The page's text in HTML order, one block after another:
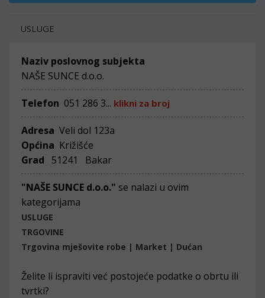
USLUGE
Naziv poslovnog subjekta
NAŠE SUNCE d.o.o.
Telefon 051 286 3... klikni za broj
Adresa Veli dol 123a
Općina Križišće
Grad
51241 Bakar
"NAŠE SUNCE d.o.o." se nalazi u ovim
kategorijama
USLUGE
TRGOVINE
Trgovina mješovite robe | Market | Dućan
Želite li ispraviti već postojeće podatke o obrtu ili
tvrtki?